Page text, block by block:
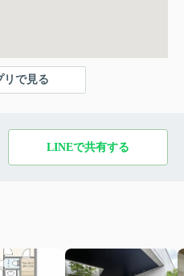
リで見る
LINEで共有する